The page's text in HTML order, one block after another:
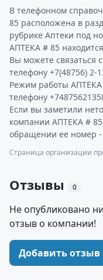
В телефонном
85 расположена в
рубрике Аптеки под
АПТЕКА # 85
Вы можете связаться
телефону +7(48756) 2-
Режим работы АПТЕКА
телефону
Если вы заметили
компании АПТЕКА #
обращении ее номер
Страница организации
Отзывы 0
Не опубликовано
отзыв о компании!
Добавить отзыв